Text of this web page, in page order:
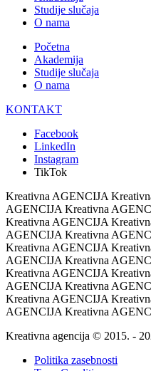
Studije slučaja
O nama
Početna
Akademija
Studije slučaja
O nama
KONTAKT
Facebook
LinkedIn
Instagram
TikTok
Kreativna AGENCIJA
AGENCIJA Kreativna
Kreativna AGENCIJA
AGENCIJA Kreativna
Kreativna AGENCIJA
AGENCIJA Kreativna
Kreativna AGENCIJA
AGENCIJA Kreativna
Kreativna AGENCIJA
AGENCIJA Kreativna
Kreativna agencija © 2015. -
Politika zasebnosti